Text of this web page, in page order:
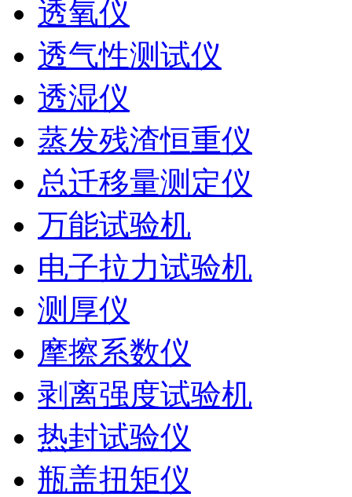
透氧仪
透气性测试仪
透湿仪
蒸发残渣恒重仪
总迁移量测定仪
万能试验机
电子拉力试验机
测厚仪
摩擦系数仪
剥离强度试验机
热封试验仪
瓶盖扭矩仪